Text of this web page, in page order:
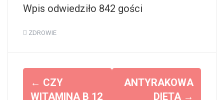
Wpis odwiedziło 842 gości
ZDROWIE
← CZY
WITAMINA B 12
ANTYRAKOWA
DIETA →